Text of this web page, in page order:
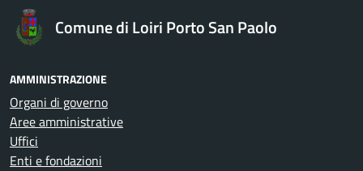
Comune di Loiri Porto San Paolo
AMMINISTRAZIONE
Organi di governo
Aree amministrative
Uffici
Enti e fondazioni